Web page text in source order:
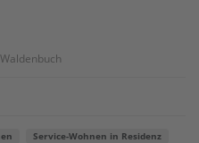
Service-Wohnen in Residenz